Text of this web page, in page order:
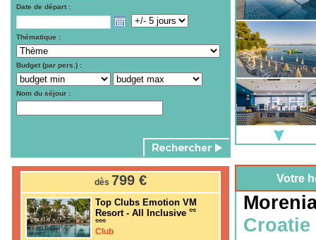
Date de départ :
Thématique :
Budget (par pers.) :
Nom du séjour :
dès 799 €
Top Clubs Emotion VM
Resort - All Inclusive
Club
Votre
Croatie